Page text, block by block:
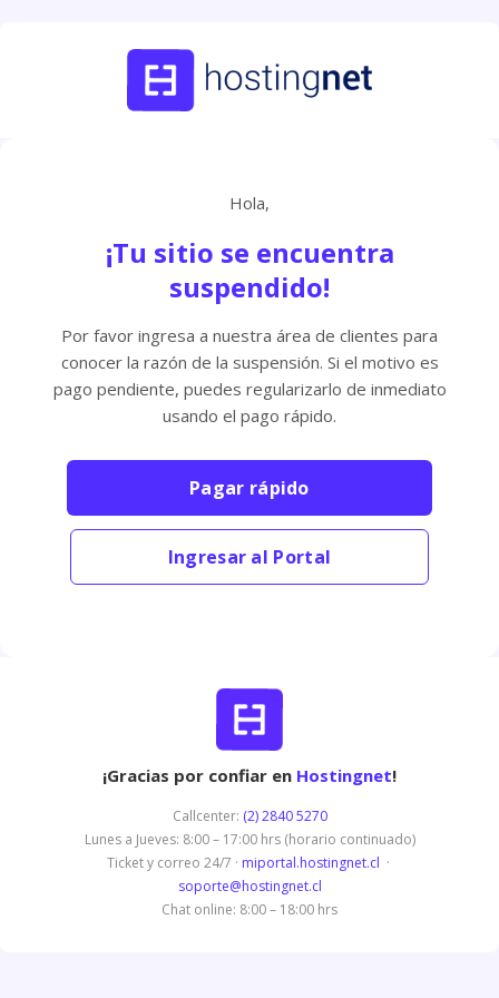
Hola,
¡Tu sitio se encuentra
suspendido!
Por favor ingresa a nuestra área de clientes para
conocer la razón de la suspensión. Si el motivo es
pago pendiente, puedes regularizarlo de inmediato
usando el pago rápido.
Pagar rápido
Ingresar al Portal
¡Gracias por confiar en Hostingnet!
Callcenter: (2) 2840 5270
Lunes a Jueves: 8:00 – 17:00 hrs (horario continuado)
Ticket y correo 24/7 · miportal.hostingnet.cl ·
soporte@hostingnet.cl
Chat online: 8:00 – 18:00 hrs